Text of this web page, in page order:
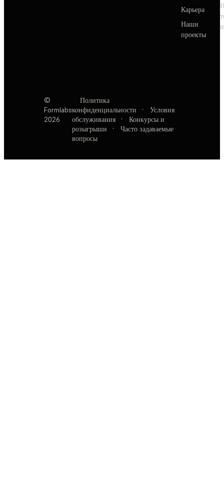
Карьера
Наши
проекты
©
Formlabs
2026
Политика
конфиденциальности
·
Условия
обслуживания
·
Конкурсы и
розыгрыши
·
Часто задаваемые
вопросы